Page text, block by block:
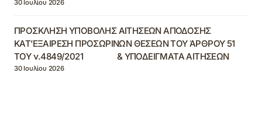
30 Ιουλίου 2026
ΠΡΟΣΚΛΗΣΗ ΥΠΟΒΟΛΗΣ ΑΙΤΗΣΕΩΝ ΑΠΟΔΟΣΗΣ
ΚΑΤ’ΕΞΑΙΡΕΣΗ ΠΡΟΣΩΡΙΝΩΝ ΘΕΣΕΩΝ ΤΟΥ ΆΡΘΡΟΥ 51
ΤΟΥ ν.4849/2021 & ΥΠΟΔΕΙΓΜΑΤΑ ΑΙΤΗΣΕΩΝ
30 Ιουλίου 2026